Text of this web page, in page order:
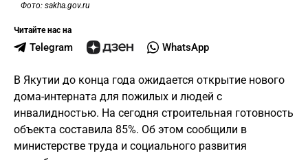
Фото: sakha.gov.ru
Читайте нас на
Telegram WhatsApp
В Якутии до конца года ожидается открытие нового
дома-интерната для пожилых и людей с
инвалидностью. На сегодня строительная готовность
объекта составила 85%. Об этом сообщили в
министерстве труда и социального развития